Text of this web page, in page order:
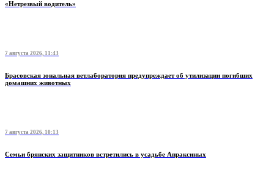
«Нетрезвый водитель»
7 августа 2026, 11:43
Брасовская зональная ветлаборатория предупреждает об утилизации погибших
домашних животных
7 августа 2026, 10:13
Семьи брянских защитников встретились в усадьбе Апраксиных